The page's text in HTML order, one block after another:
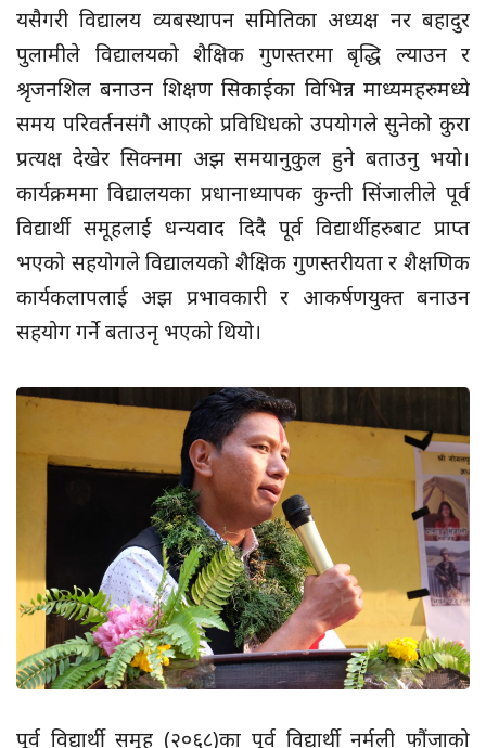
यसैगरी विद्यालय व्यबस्थापन समितिका अध्यक्ष नर बहादुर
पुलामीले विद्यालयको शैक्षिक गुणस्तरमा बृद्धि ल्याउन र
श्रृजनशिल बनाउन शिक्षण सिकाईका विभिन्न माध्यमहरुमध्ये
समय परिवर्तनसंगै आएको प्रविधिधको उपयोगले सुनेको कुरा
प्रत्यक्ष देखेर सिक्नमा अझ समयानुकुल हुने बताउनु भयो।
कार्यक्रममा विद्यालयका प्रधानाध्यापक कुन्ती सिंजालीले पूर्व
विद्यार्थी समूहलाई धन्यवाद दिदै पूर्व विद्यार्थीहरुबाट प्राप्त
भएको सहयोगले विद्यालयको शैक्षिक गुणस्तरीयता र शैक्षणिक
कार्यकलापलाई अझ प्रभावकारी र आकर्षणयुक्त बनाउन
सहयोग गर्ने बताउनृ भएको थियो।
पूर्व विद्यार्थी समूह (२०६८)का पूर्व विद्यार्थी नर्मली फौंजाको